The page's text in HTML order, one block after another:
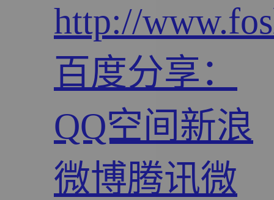
http://
百度分享：
QQ空间新浪
微博腾讯微